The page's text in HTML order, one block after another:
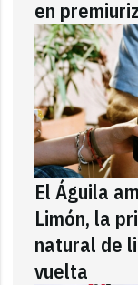
en
El Águila
Limón, la
natural de
vuelta